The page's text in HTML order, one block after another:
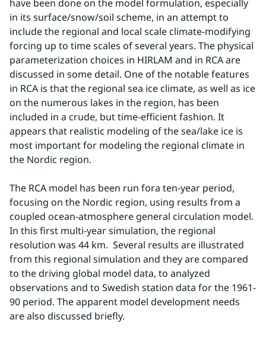
have been done on the model formulation, especially
in its surface/snow/soil scheme, in an attempt to
include the regional and local scale climate-modifying
forcing up to time scales of several years. The physical
parameterization choices in HIRLAM and in RCA are
discussed in some detail. One of the notable features
in RCA is that the regional sea ice climate, as well as ice
on the numerous lakes in the region, has been
included in a crude, but time-efficient fashion. It
appears that realistic modeling of the sea/lake ice is
most important for modeling the regional climate in
the Nordic region.
The RCA model has been run fora ten-year period,
focusing on the Nordic region, using results from a
coupled ocean-atmosphere general circulation model.
In this first multi-year simulation, the regional
resolution was 44 km.  Several results are illustrated
from this regional simulation and they are compared
to the driving global model data, to analyzed
observations and to Swedish station data for the 1961-
90 period. The apparent model development needs
are also discussed briefly.